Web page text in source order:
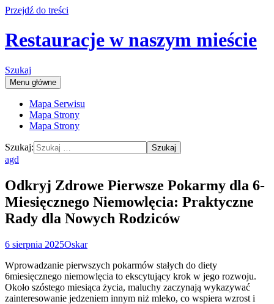
Przejdź do treści
Restauracje w naszym mieście
Szukaj
Menu główne
Mapa Serwisu
Mapa Strony
Mapa Strony
Szukaj:
agd
Odkryj Zdrowe Pierwsze Pokarmy dla 6-
Miesięcznego Niemowlęcia: Praktyczne
Rady dla Nowych Rodziców
6 sierpnia 2025Oskar
Wprowadzanie pierwszych pokarmów stałych do diety
6miesięcznego niemowlęcia to ekscytujący krok w jego rozwoju.
Około szóstego miesiąca życia, maluchy zaczynają wykazywać
zainteresowanie jedzeniem innym niż mleko, co wspiera wzrost i